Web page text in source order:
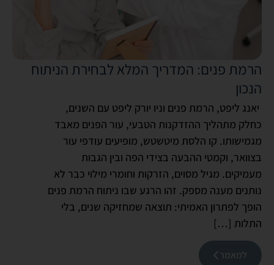
הרמת פנים: המדריך המלא לבחירת הניתוח
הנכון
יאנג ליפט, הרמת פנים וניו יורק ליפט עם השנים,
כחלק מתהליך ההזדקנות הטבעי, עור הפנים מאבד
מגמישותו. קו הלסת מיטשטש, מופיעים עודפי עור
בצוואר, וקמטי ההבעה בצידי הפה ובין הגבות
מעמיקים. מגיל מסוים, הזרקות וחומרי מילוי כבר לא
נותנים מענה מספק. זהו הרגע שבו ניתוח הרמת פנים
הופך לפתרון האמיתי: תוצאה שמחזיקה שנים, בלי
התלות […]
למאמר